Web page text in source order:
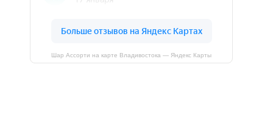
Шар Ассорти на карте Владивостока — Яндекс Карты